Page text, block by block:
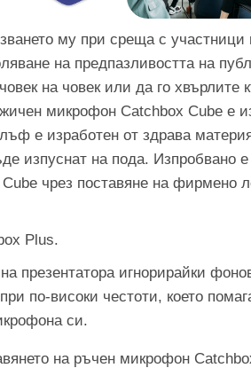
му при среща с участници
на предпазливостта на
на човек или да го хвърлите
микрофон Catchbox Cube е
е изработен от здрава
изпуснат на пода. Изпробвано
чрез поставяне на фирмено
Plus.
презентатора игнорирайки
по-високи честоти, което
си.
на ръчен микрофон